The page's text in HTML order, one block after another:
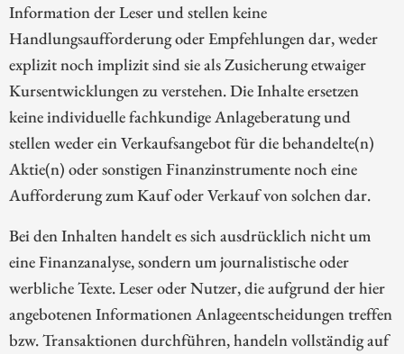
Information der Leser und stellen keine
Handlungsaufforderung oder Empfehlungen dar, weder
explizit noch implizit sind sie als Zusicherung etwaiger
Kursentwicklungen zu verstehen. Die Inhalte ersetzen
keine individuelle fachkundige Anlageberatung und
stellen weder ein Verkaufsangebot für die behandelte(n)
Aktie(n) oder sonstigen Finanzinstrumente noch eine
Aufforderung zum Kauf oder Verkauf von solchen dar.
Bei den Inhalten handelt es sich ausdrücklich nicht um
eine Finanzanalyse, sondern um journalistische oder
werbliche Texte. Leser oder Nutzer, die aufgrund der hier
angebotenen Informationen Anlageentscheidungen treffen
bzw. Transaktionen durchführen, handeln vollständig auf